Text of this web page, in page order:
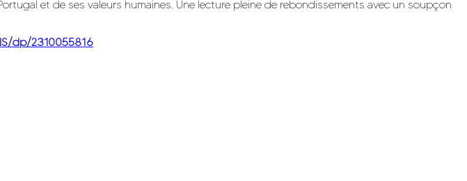
et de ses valeurs humaines. Une lecture pleine de rebondissements avec un soupçon
dp/2310055816